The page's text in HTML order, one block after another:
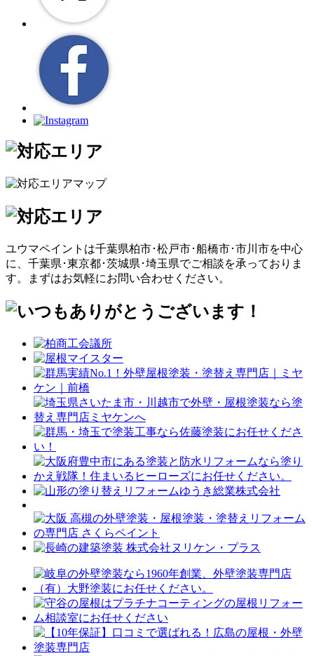
ユウマペイントは千葉県柏市･松戸市･船橋市･市川市を中心
に、千葉県･東京都･茨城県･埼玉県でご相談を承っておりま
す。まずはお気軽にお問い合わせください。